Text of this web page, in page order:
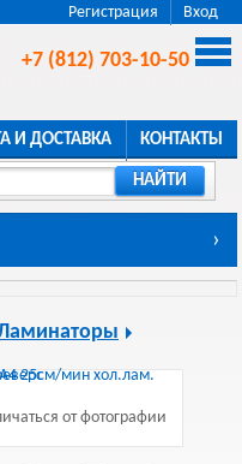
Регистрация Вход
+7 (812) 703-10-50
И ДОСТАВКА КОНТАКТЫ
НАЙТИ
›
от фотографии